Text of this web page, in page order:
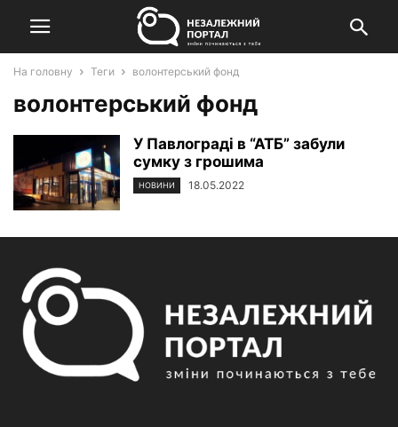
На головну Теги волонтерський фонд
волонтерський фонд
У Павлограді в “АТБ” забули
сумку з грошима
НОВИНИ 18.05.2022